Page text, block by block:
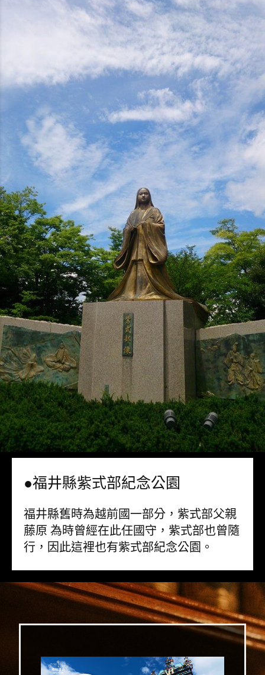
●福井縣紫式部紀念公園
福井縣舊時為越前國一部分，紫式部父親
藤原 為時曾經在此任國守，紫式部也曾隨
行，因此這裡也有紫式部紀念公園。